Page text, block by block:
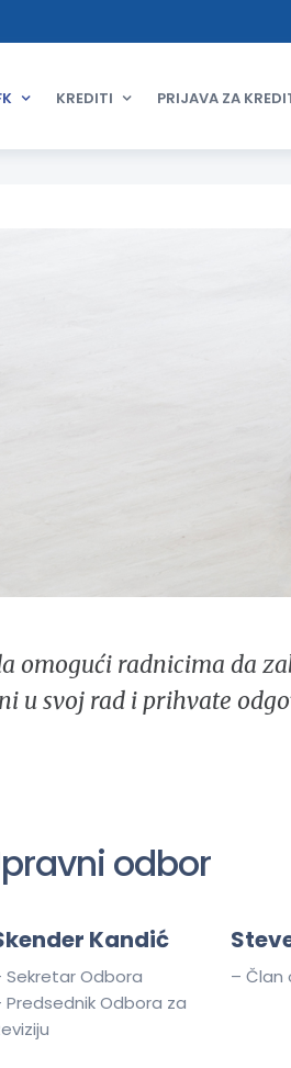
KREDITI PRIJAVA ZA
omogući radnicima da
u svoj rad i prihvate
odbor
Kandić
Sekretar Odbora
Predsednik Odbora za
– Član